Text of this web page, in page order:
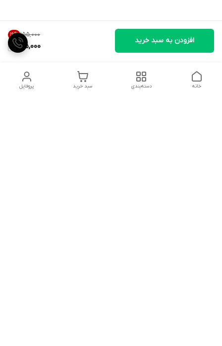
۱۵۵٬۰۰۰ 19%
125,000
افزودن به سبد خرید
پروفایل سبد خرید دسته‌بندی خانه